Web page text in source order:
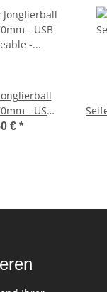
- USB
- All in
€ *